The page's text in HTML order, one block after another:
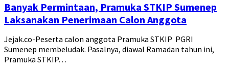
Banyak Permintaan, Pramuka STKIP Sumenep
Laksanakan Penerimaan Calon Anggota
Jejak.co-Peserta calon anggota Pramuka STKIP PGRI
Sumenep membeludak. Pasalnya, diawal Ramadan tahun ini,
Pramuka STKIP…